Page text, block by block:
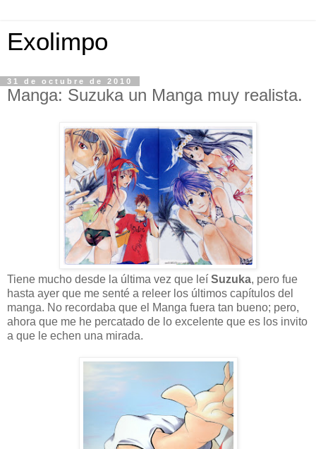
Exolimpo
31 de octubre de 2010
Manga: Suzuka un Manga muy realista.
Tiene mucho desde la última vez que leí Suzuka, pero fue
hasta ayer que me senté a releer los últimos capítulos del
manga. No recordaba que el Manga fuera tan bueno; pero,
ahora que me he percatado de lo excelente que es los invito
a que le echen una mirada.